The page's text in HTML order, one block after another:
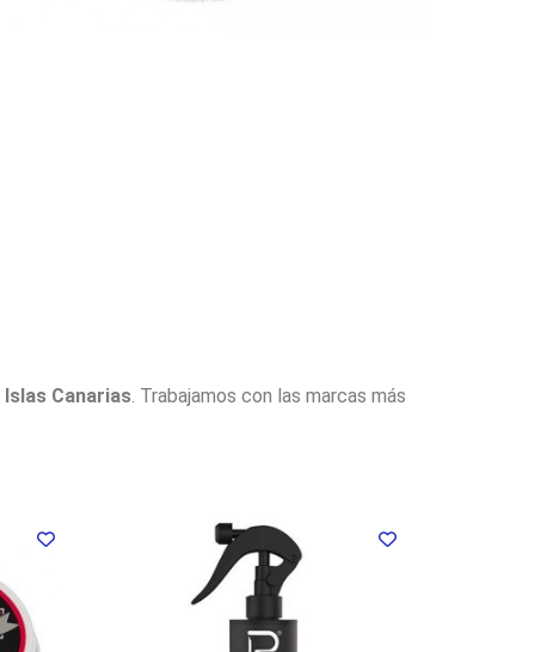
Islas Canarias. Trabajamos con las marcas más